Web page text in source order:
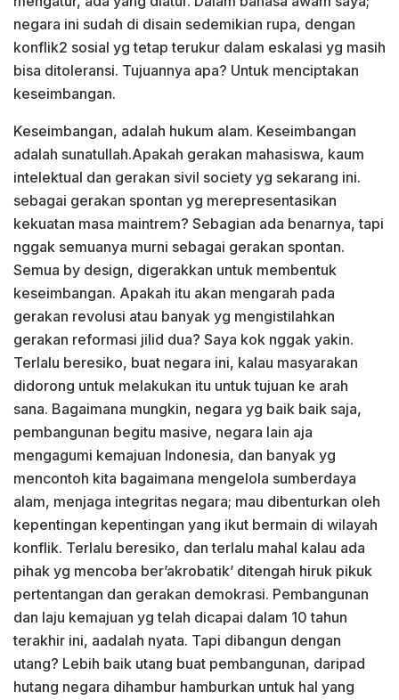
negara ini sudah di disain sedemikian rupa, dengan
konflik2 sosial yg tetap terukur dalam eskalasi yg masih
bisa ditoleransi. Tujuannya apa? Untuk menciptakan
keseimbangan.
Keseimbangan, adalah hukum alam. Keseimbangan
adalah sunatullah.Apakah gerakan mahasiswa, kaum
intelektual dan gerakan sivil society yg sekarang ini.
sebagai gerakan spontan yg merepresentasikan
kekuatan masa maintrem? Sebagian ada benarnya, tapi
nggak semuanya murni sebagai gerakan spontan.
Semua by design, digerakkan untuk membentuk
keseimbangan. Apakah itu akan mengarah pada
gerakan revolusi atau banyak yg mengistilahkan
gerakan reformasi jilid dua? Saya kok nggak yakin.
Terlalu beresiko, buat negara ini, kalau masyarakan
didorong untuk melakukan itu untuk tujuan ke arah
sana. Bagaimana mungkin, negara yg baik baik saja,
pembangunan begitu masive, negara lain aja
mengagumi kemajuan Indonesia, dan banyak yg
mencontoh kita bagaimana mengelola sumberdaya
alam, menjaga integritas negara; mau dibenturkan oleh
kepentingan kepentingan yang ikut bermain di wilayah
konflik. Terlalu beresiko, dan terlalu mahal kalau ada
pihak yg mencoba ber’akrobatik’ ditengah hiruk pikuk
pertentangan dan gerakan demokrasi. Pembangunan
dan laju kemajuan yg telah dicapai dalam 10 tahun
terakhir ini, aadalah nyata. Tapi dibangun dengan
utang? Lebih baik utang buat pembangunan, daripad
hutang negara dihambur hamburkan untuk hal yang